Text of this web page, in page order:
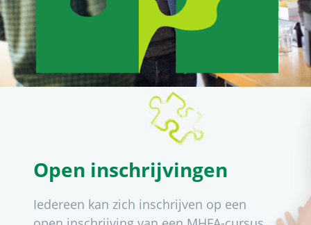
Open inschrijvingen
Iedereen kan zich inschrijven op een